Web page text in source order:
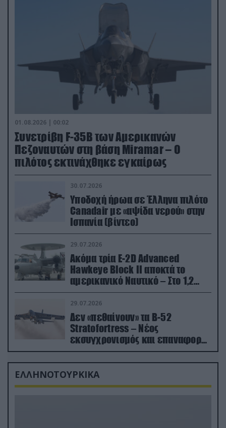
01.08.2026 | 00:02
Συνετρίβη F-35B των Αμερικανών
Πεζοναυτών στη βάση Miramar – Ο
πιλότος εκτινάχθηκε εγκαίρως
30.07.2026
Υποδοχή ήρωα σε Έλληνα πιλότο
Canadair με «αψίδα νερού» στην
Ισπανία (βίντεο)
29.07.2026
Ακόμα τρία E-2D Advanced
Hawkeye Block II αποκτά το
αμερικανικό Ναυτικό – Στο 1,2
δισ.δολάρια το κόστος
29.07.2026
Δεν «πεθαίνουν» τα Β-52
Stratofortress – Νέος
εκσυγχρονισμός και επαναφορά
από τα «νεκροταφεία»
ΕΛΛΗΝΟΤΟΥΡΚΙΚΑ